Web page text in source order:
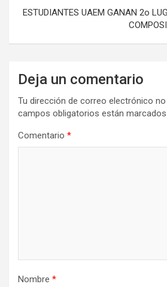
ESTUDIANTES UAEM GANAN 2o
Deja un comentario
Tu dirección de correo electrónico no
campos obligatorios están
Comentario *
Nombre *